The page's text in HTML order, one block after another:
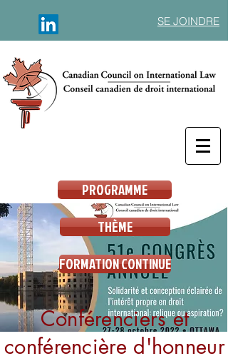
SE JOINDRE
English
PROGRAMME
THÈME
FORMATION CONTINUE
Conférenciers et
conférencière d'honneur